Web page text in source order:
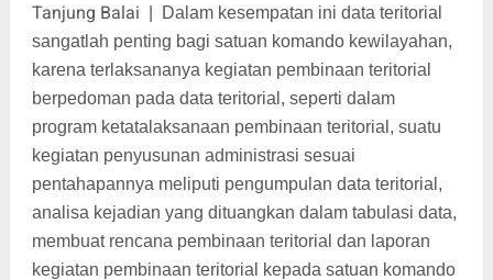
Tanjung Balai
Dalam kesempatan ini data teritorial
sangatlah penting bagi satuan komando kewilayahan,
karena terlaksananya kegiatan pembinaan teritorial
berpedoman pada data teritorial, seperti dalam
program ketatalaksanaan pembinaan teritorial, suatu
kegiatan penyusunan administrasi sesuai
pentahapannya meliputi pengumpulan data teritorial,
analisa kejadian yang dituangkan dalam tabulasi data,
membuat rencana pembinaan teritorial dan laporan
kegiatan pembinaan teritorial kepada satuan komando